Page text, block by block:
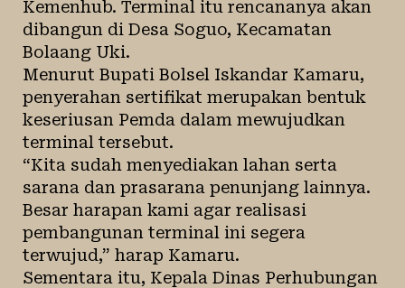
Kemenhub. Terminal itu rencananya akan
dibangun di Desa Soguo, Kecamatan
Bolaang Uki.
Menurut Bupati Bolsel Iskandar Kamaru,
penyerahan sertifikat merupakan bentuk
keseriusan Pemda dalam mewujudkan
terminal tersebut.
“Kita sudah menyediakan lahan serta
sarana dan prasarana penunjang lainnya.
Besar harapan kami agar realisasi
pembangunan terminal ini segera
terwujud,” harap Kamaru.
Sementara itu, Kepala Dinas Perhubungan